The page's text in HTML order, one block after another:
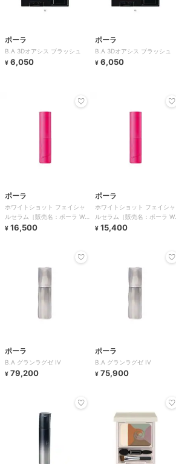
ポーラ
B.A 3Dオアシス ブラッシュ
¥ 6,050
ポーラ
B.A 3Dオアシス ブラッシュ
¥ 6,050
ポーラ
ホワイトショット フェイシャ
ルセラム［販売名：ポーラ WS
フェイシャルセ
¥ 16,500
ポーラ
ホワイトショット フェイシャ
ルセラム［販売名：ポーラ WS
フェイシャルセ
¥ 15,400
ポーラ
B.A グランラグゼ IV
¥ 79,200
ポーラ
B.A グランラグゼ IV
¥ 75,900